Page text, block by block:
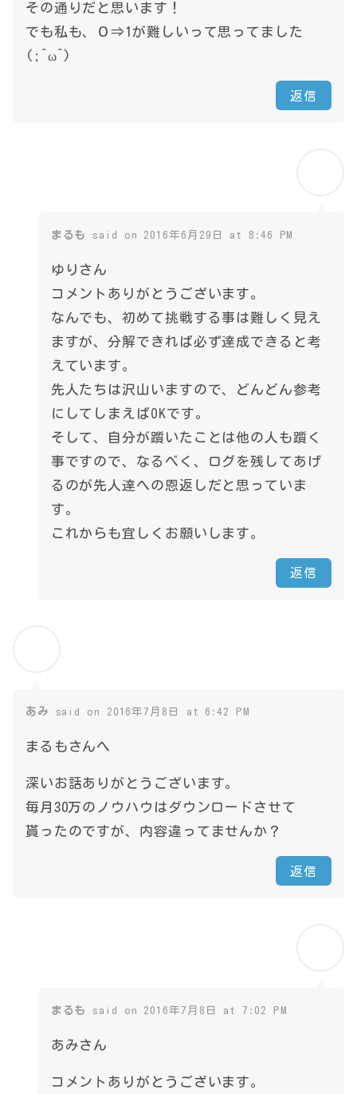
その通りだと思います！
でも私も、０⇒1が難しいって思ってました
(;^ω^)
返信
まるも said on 2016年6月29日 at 8:46 PM
ゆりさん
コメントありがとうございます。
なんでも、初めて挑戦する事は難しく見え
ますが、分解できれば必ず達成できると考
えています。
先人たちは沢山いますので、どんどん参考
にしてしまえばOKです。
そして、自分が躓いたことは他の人も躓く
事ですので、なるべく、ログを残してあげ
るのが先人達への恩返しだと思っていま
す。
これからも宜しくお願いします。
返信
あみ said on 2016年7月8日 at 6:42 PM
まるもさんへ
深いお話ありがとうございます。
毎月30万のノウハウはダウンロードさせて
貰ったのですが、内容違ってませんか？
返信
まるも said on 2016年7月8日 at 7:02 PM
あみさん
コメントありがとうございます。